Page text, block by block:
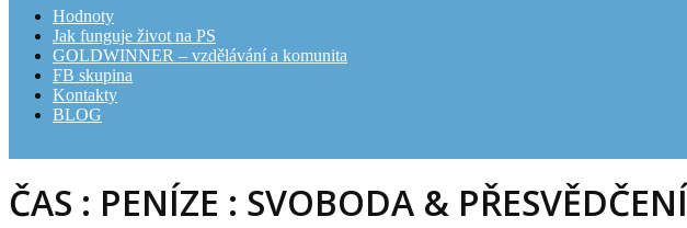
Hodnoty
Jak funguje život na PS
GOLDWINNER – vzdělávání a komunita
FB skupina
Kontakty
BLOG
ČAS : PENÍZE : SVOBODA & PŘESVĚDČENÍ